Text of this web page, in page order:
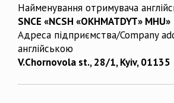
Найменування отримувача
SNCE «NCSH «OKHMATDYT» MHU»
Адреса підприємства/Company
англійською
V.Chornovola st., 28/1, Kyiv, 01135